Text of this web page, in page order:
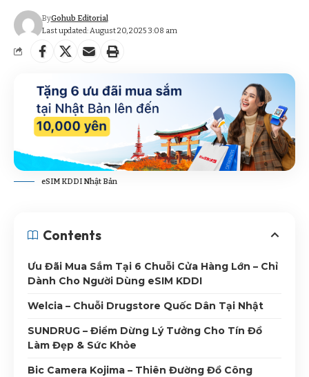
Last updated: August 20, 2025 3:08 am
ByGohub Editorial
eSIM KDDI Nhật Bản
Contents
Ưu Đãi Mua Sắm Tại 6 Chuỗi Cửa Hàng Lớn – Chỉ
Dành Cho Người Dùng eSIM KDDI
Welcia – Chuỗi Drugstore Quốc Dân Tại Nhật
SUNDRUG – Điểm Dừng Lý Tưởng Cho Tín Đồ
Làm Đẹp & Sức Khỏe
Bic Camera Kojima – Thiên Đường Đồ Công